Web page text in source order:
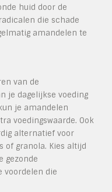
huid door de
die schade
amandelen te
van de
je dagelijkse voeding
je amandelen
voedingswaarde. Ook
alternatief voor
of granola. Kies altijd
gezonde
voordelen die